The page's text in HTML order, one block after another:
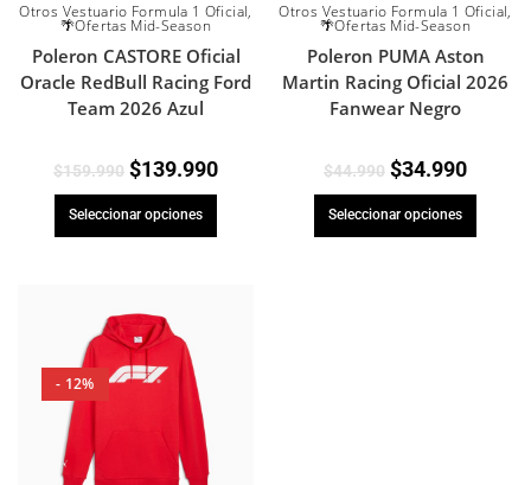
Otros Vestuario Formula 1 Oficial,
🌴Ofertas Mid-Season
Poleron CASTORE Oficial
Oracle RedBull Racing Ford
Team 2026 Azul
$159.990 $139.990
Seleccionar opciones
Otros Vestuario Formula 1 Oficial,
🌴Ofertas Mid-Season
Poleron PUMA Aston
Martin Racing Oficial 2026
Fanwear Negro
$44.990 $34.990
Seleccionar opciones
- 12%